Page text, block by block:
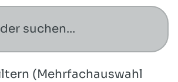
(Mehrfachauswahl